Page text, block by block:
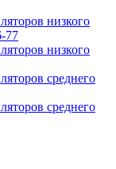
низкого
77
низкого
среднего
среднего